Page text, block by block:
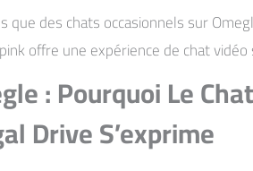
des chats occasionnels sur
offre une expérience de chat
: Pourquoi Le
Drive S’exprime